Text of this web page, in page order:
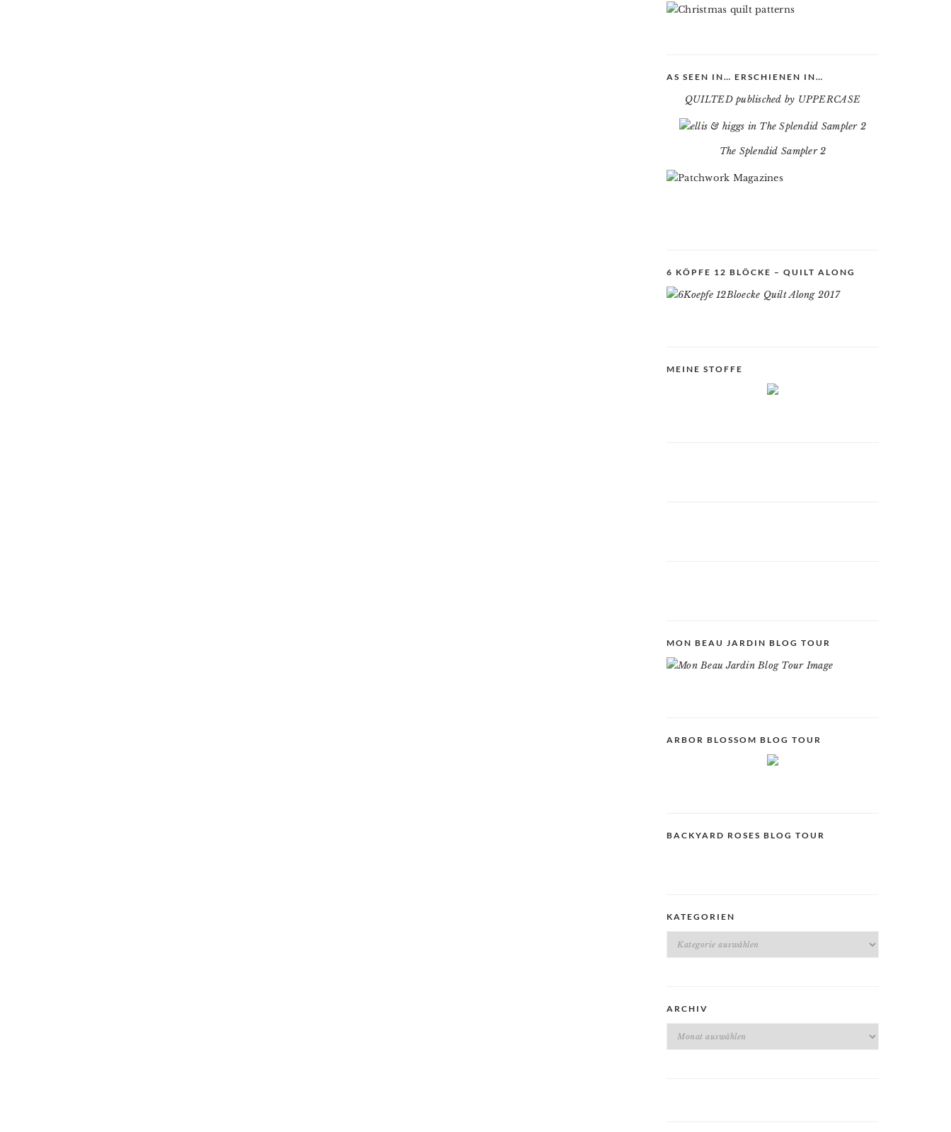
AS SEEN IN… ERSCHIENEN IN…
QUILTED publisched by UPPERCASE
The Splendid Sampler 2
6 KÖPFE 12 BLÖCKE – QUILT ALONG
MEINE STOFFE
MON BEAU JARDIN BLOG TOUR
ARBOR BLOSSOM BLOG TOUR
BACKYARD ROSES BLOG TOUR
KATEGORIEN
Kategorien
ARCHIV
Archiv